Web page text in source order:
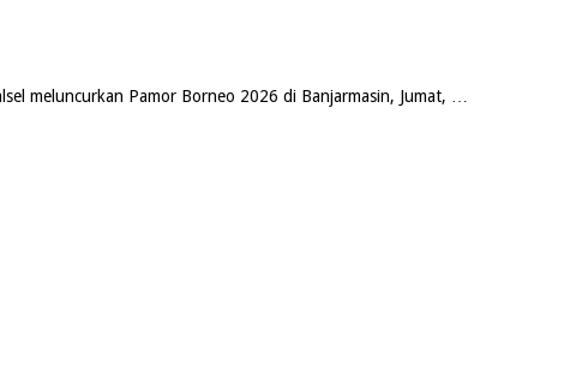
meluncurkan Pamor Borneo 2026 di Banjarmasin, Jumat, …